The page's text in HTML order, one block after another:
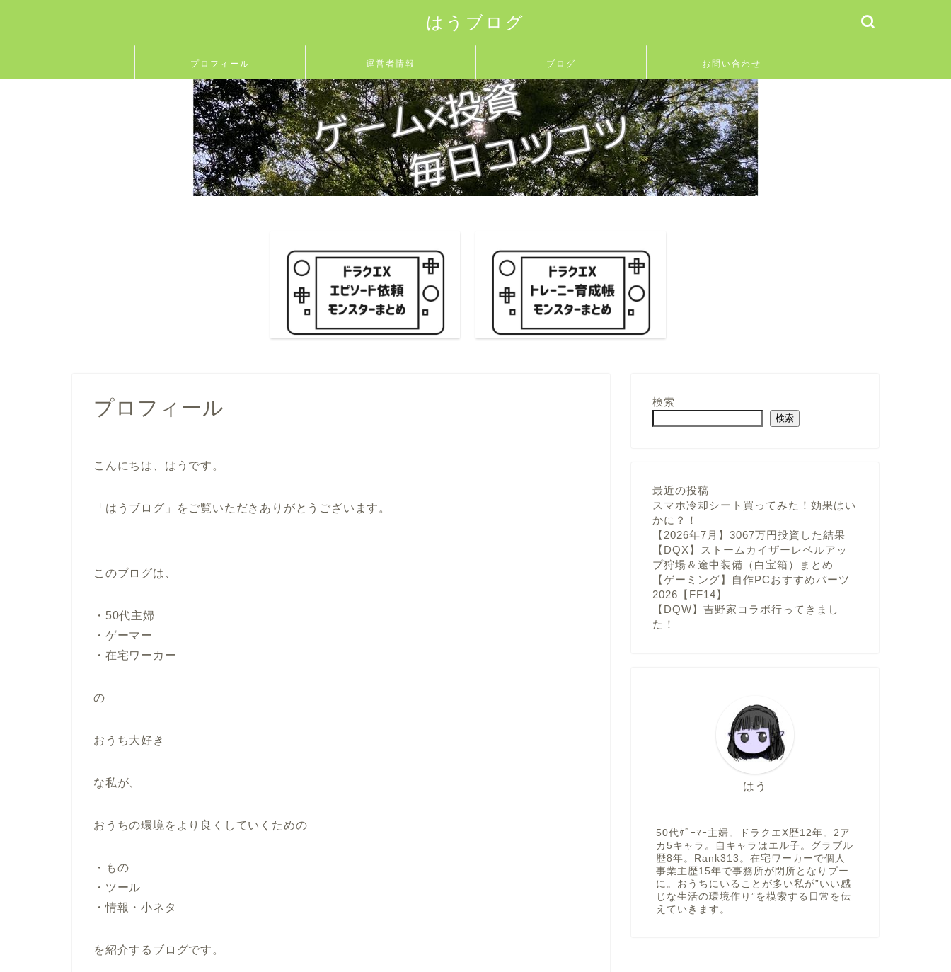
はうブログ
プロフィール 運営者情報 ブログ お問い合わせ
プロフィール
こんにちは、はうです。
「はうブログ」をご覧いただきありがとうございます。
このブログは、
・50代主婦
・ゲーマー
・在宅ワーカー
の
おうち大好き
な私が、
おうちの環境をより良くしていくための
・もの
・ツール
・情報・小ネタ
を紹介するブログです。
検索
検索
最近の投稿
スマホ冷却シート買ってみた！効果はい
かに？！
【2026年7月】3067万円投資した結果
【DQX】ストームカイザーレベルアッ
プ狩場＆途中装備（白宝箱）まとめ
【ゲーミング】自作PCおすすめパーツ
2026【FF14】
【DQW】吉野家コラボ行ってきまし
た！
はう
50代ｹﾞｰﾏｰ主婦。ドラクエX歴12年。2ア
カ5キャラ。自キャラはエル子。グラブル
歴8年。Rank313。在宅ワーカーで個人
事業主歴15年で事務所が閉所となりプー
に。おうちにいることが多い私が”いい感
じな生活の環境作り”を模索する日常を伝
えていきます。